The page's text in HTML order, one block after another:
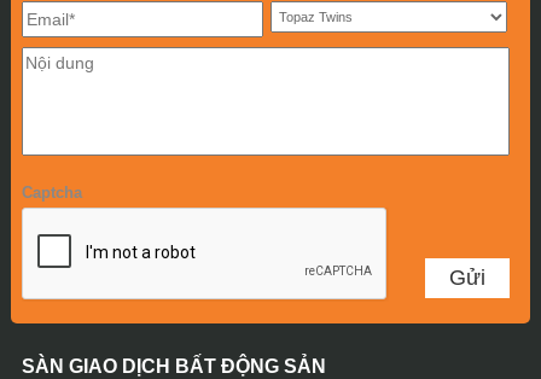
Captcha
SÀN GIAO DỊCH BẤT ĐỘNG SẢN